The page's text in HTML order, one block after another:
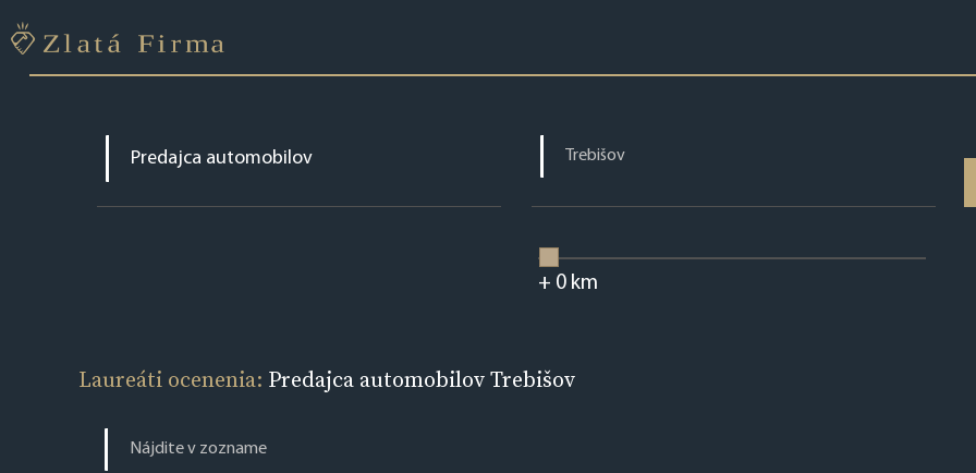
+ 0km
Laureáti ocenenia: Predajca automobilov Trebišov